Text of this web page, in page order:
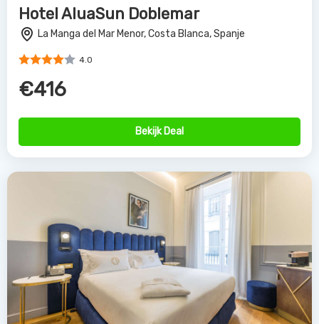
Hotel AluaSun Doblemar
La Manga del Mar Menor, Costa Blanca, Spanje
4.0
€416
Bekijk Deal